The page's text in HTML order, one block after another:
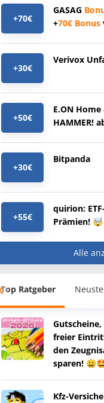
+70€
GASAG
+70€ Bonus
+30€
Verivox
+50€
E.ON
HAMMER!
+30€
Bitpanda
+55€
quirion:
Prämien!
Alle
Top Ratgeber
freier
den
sparen!
Kfz-